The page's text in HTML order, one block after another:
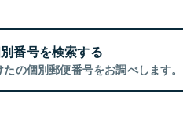
番号を検索する
の個別郵便番号をお調べします。